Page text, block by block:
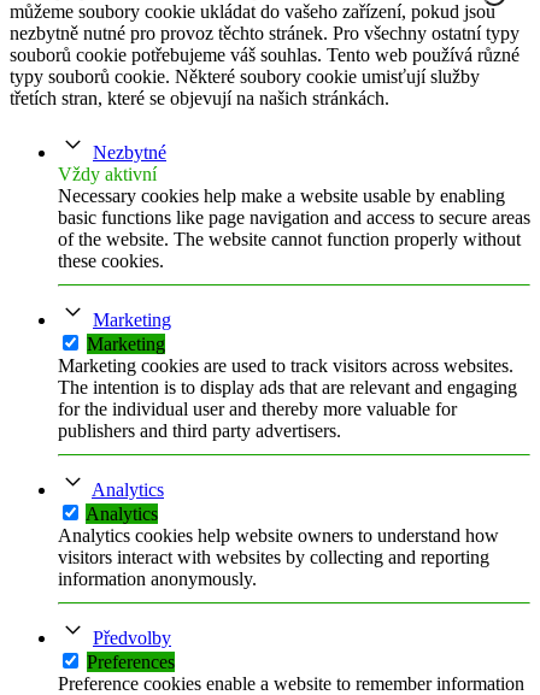
můžeme soubory cookie ukládat do vašeho zařízení, pokud jsou
nezbytně nutné pro provoz těchto stránek. Pro všechny ostatní typy
souborů cookie potřebujeme váš souhlas. Tento web používá různé
typy souborů cookie. Některé soubory cookie umisťují služby
třetích stran, které se objevují na našich stránkách.
Nezbytné
Vždy aktivní
Necessary cookies help make a website usable by enabling
basic functions like page navigation and access to secure areas
of the website. The website cannot function properly without
these cookies.
Marketing
Marketing
Marketing cookies are used to track visitors across websites.
The intention is to display ads that are relevant and engaging
for the individual user and thereby more valuable for
publishers and third party advertisers.
Analytics
Analytics
Analytics cookies help website owners to understand how
visitors interact with websites by collecting and reporting
information anonymously.
Předvolby
Preferences
Preference cookies enable a website to remember information